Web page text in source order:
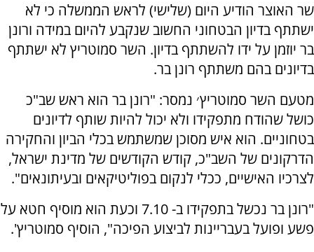
שר האוצר הודיע היום (שלישי) לראש הממשלה כי לא
ישתתף בדיון הבטחוני החשוב שנקבע להיום במידה ורונן
בר יוזמן על ידו להשתתף בדיון. השר סמוטריץ לא ישתתף
בדיונים בהם משתתף רונן בר.
מטעם השר סמוטריץ׳ נמסר: "רונן בר הוא ראש שב"כ
כושל שהודח מתפקידו ולא יכול להיות שותף לדיונים
בטחוניים. הוא איש מסוכן שמשתמש בכלי הביון והחקירה
הדרקונים של השב"כ, קודש הקודשים של מדינת ישראל,
לצרכיו האישיים, ככלי לנקום בפוליטיקאים ובעיתונאים".
"רונן בר נכשל בתפקידו ב- 7.10 וכעת הוא מוסיף חטא על
פשע ופועל בעבריינות לביצוע הפיכה", הוסיף סמוטריץ'.